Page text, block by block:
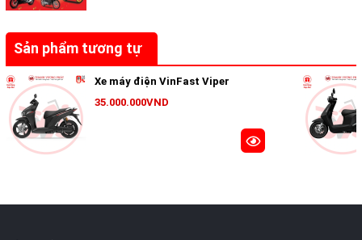
Sản phẩm tương tự
Xe máy điện VinFast Viper
35.000.000VND